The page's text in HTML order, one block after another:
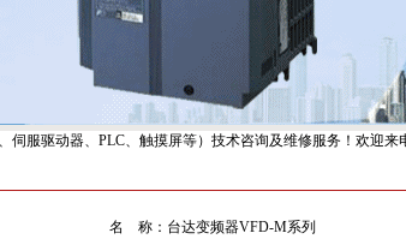
服驱动器、PLC、触摸屏等）技术咨询及维修服务！欢迎来
名 称：台达变频器VFD-M系列